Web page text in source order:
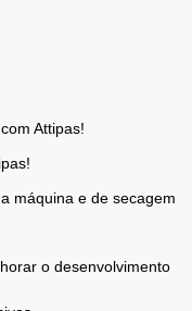
Attipas!
máquina e de secagem
o desenvolvimento